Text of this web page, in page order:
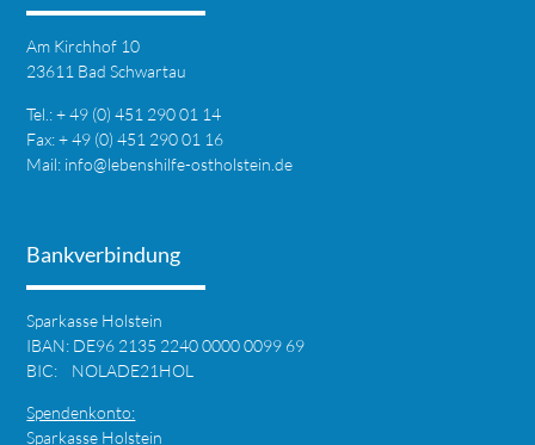
Am Kirchhof 10
23611 Bad Schwartau
Tel.: + 49 (0) 451 290 01 14
Fax: + 49 (0) 451 290 01 16
Mail: info@lebenshilfe-ostholstein.de
Bankverbindung
Sparkasse Holstein
IBAN: DE96 2135 2240 0000 0099 69
BIC: NOLADE21HOL
Spendenkonto:
Sparkasse Holstein